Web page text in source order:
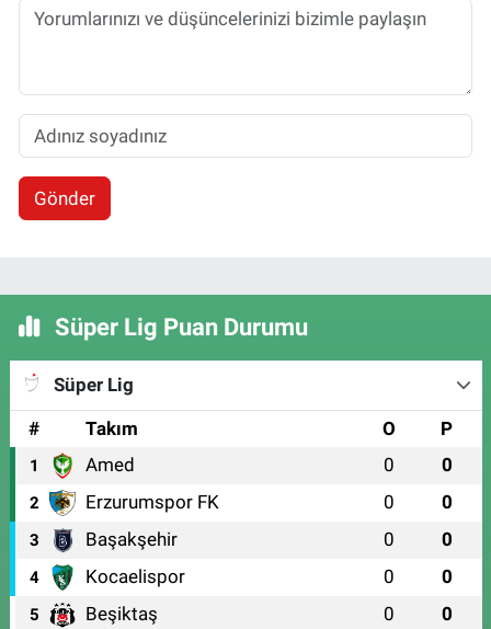
Gönder
Süper Lig Puan Durumu
Süper Lig
#
Takım O P
1 Amed 0 0
2 Erzurumspor FK 0 0
3 Başakşehir 0 0
4 Kocaelispor 0 0
5 Beşiktaş 0 0